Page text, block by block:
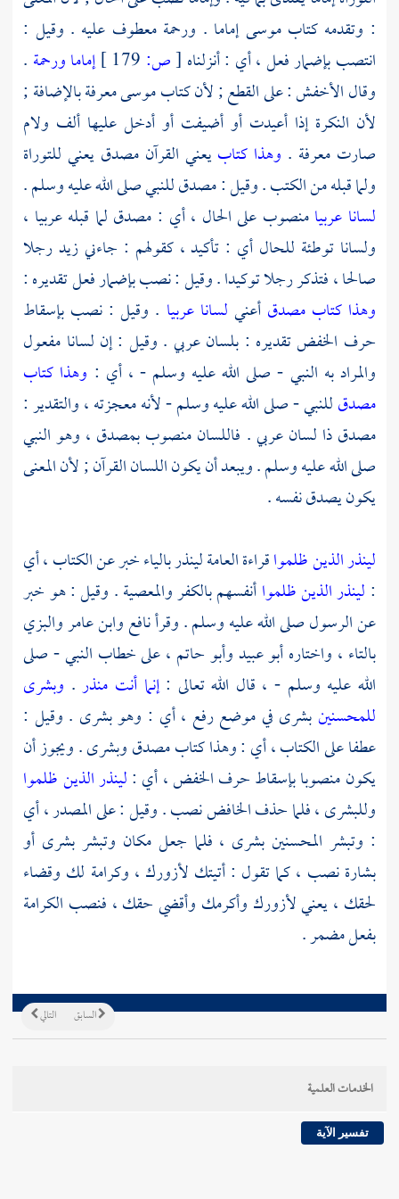
: وتقدمه كتابموسىإماما . ورحمة معطوف عليه . وقيل :
انتصب بإضمار فعل ، أي : أنزلناه [ص: إماما ورحمة .
وقالالأخفش: على القطع ; لأن كتابموسىمعرفة بالإضافة ;
لأن النكرة إذا أعيدت أو أضيفت أو أدخل عليها ألف ولام
صارت معرفة . وهذا كتابيعني القرآن مصدق يعني للتوراة
ولما قبله من الكتب . وقيل : مصدق للنبي صلى الله عليه وسلم .
لسانا عربيامنصوب على الحال ، أي : مصدق لما قبله عربيا ،
ولسانا توطئة للحال أي : تأكيد ، كقولهم : جاءني زيد رجلا
صالحا ، فتذكر رجلا توكيدا . وقيل : نصب بإضمار فعل تقديره :
وهذا كتاب مصدقأعني لسانا عربيا . وقيل : نصب بإسقاط
حرف الخفض تقديره : بلسان عربي . وقيل : إن لسانا مفعول
والمراد به النبي - صلى الله عليه وسلم - ، أي : وهذا كتاب
مصدقللنبي - صلى الله عليه وسلم - لأنه معجزته ، والتقدير :
مصدق ذا لسان عربي . فاللسان منصوب بمصدق ، وهو النبي
صلى الله عليه وسلم . ويبعد أن يكون اللسان القرآن ; لأن المعنى
يكون يصدق نفسه .
لينذر الذين ظلمواقراءة العامة لينذر بالياء خبر عن الكتاب ، أي
: لينذر الذين ظلمواأنفسهم بالكفر والمعصية . وقيل : هو خبر
عن الرسول صلى الله عليه وسلم . وقرأنافعوابن عامروالبزي
بالتاء ، واختارهأبو عبيدوأبو حاتم ، على خطاب النبي - صلى
الله عليه وسلم - ، قال الله تعالى :إنما أنت منذر . وبشرى
للمحسنينبشرى في موضع رفع ، أي : وهو بشرى . وقيل :
عطفا على الكتاب ، أي : وهذا كتاب مصدق وبشرى . ويجوز أن
يكون منصوبا بإسقاط حرف الخفض ، أي :لينذر الذين ظلموا
وللبشرى ، فلما حذف الخافض نصب . وقيل : على المصدر ، أي
: وتبشر المحسنين بشرى ، فلما جعل مكان وتبشر بشرى أو
بشارة نصب ، كما تقول : أتيتك لأزورك ، وكرامة لك وقضاء
لحقك ، يعني لأزورك وأكرمك وأقضي حقك ، فنصب الكرامة
بفعل مضمر .
التالي السابق
الخدمات العلمية
تفسير الآية